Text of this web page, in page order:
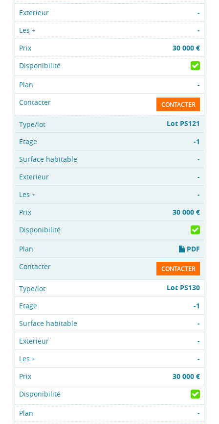
-
-
30 000 €
-
CONTACTER
Lot PS121
-1
-
-
-
30 000 €
PDF
CONTACTER
Lot PS130
-1
-
-
-
30 000 €
-